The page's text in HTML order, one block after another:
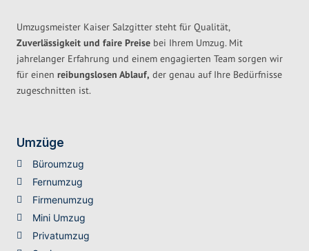
Umzugsmeister Kaiser Salzgitter steht für Qualität,
Zuverlässigkeit und faire Preise bei Ihrem Umzug. Mit
jahrelanger Erfahrung und einem engagierten Team sorgen wir
für einen reibungslosen Ablauf, der genau auf Ihre Bedürfnisse
zugeschnitten ist.
Umzüge
Büroumzug
Fernumzug
Firmenumzug
Mini Umzug
Privatumzug